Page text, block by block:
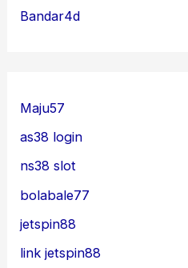
Bandar4d
Maju57
as38 login
ns38 slot
bolabale77
jetspin88
link jetspin88